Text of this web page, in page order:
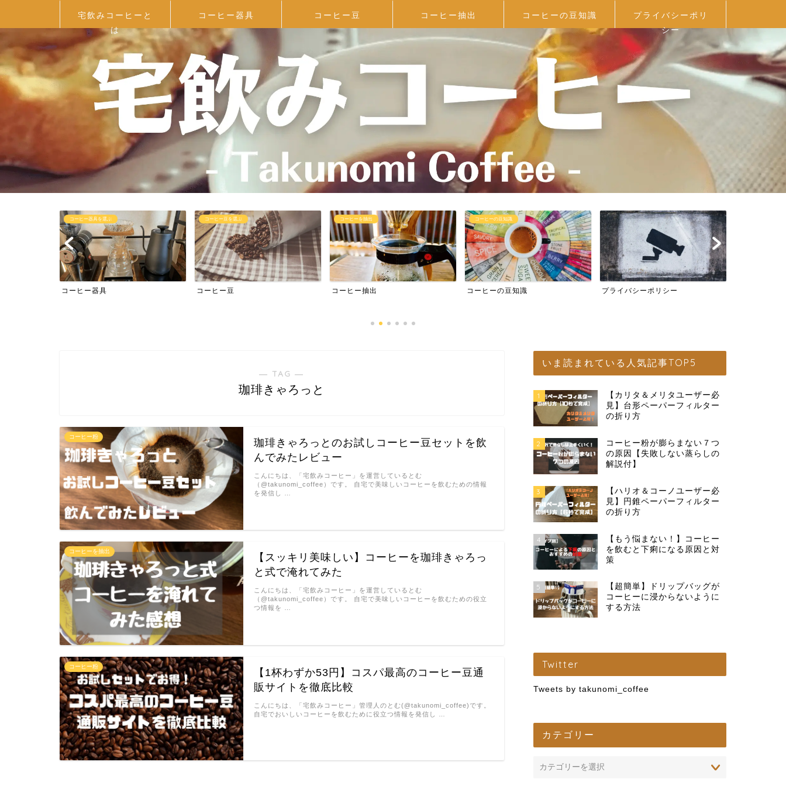
宅飲みコーヒーと
は
コーヒー器具 コーヒー豆 コーヒー抽出 コーヒーの豆知識
プライバシーポリ
シー
コーヒー豆を選ぶ
コーヒー豆
コーヒーを抽出
コーヒー抽出
コーヒーの豆知識
コーヒーの豆知識 プライバシーポリシー
プロフィール
宅飲みコーヒーとは
― TAG ―
珈琲きゃろっと
コーヒー粉
珈琲きゃろっとのお試しコーヒー豆セットを飲
んでみたレビュー
こんにちは、「宅飲みコーヒー」を運営しているとむ
（@takunomi_coffee）です。 自宅で美味しいコーヒーを飲むための情報
を発信し …
コーヒーを抽出
【スッキリ美味しい】コーヒーを珈琲きゃろっ
と式で淹れてみた
こんにちは、「宅飲みコーヒー」を運営しているとむ
（@takunomi_coffee）です。 自宅で美味しいコーヒーを飲むための役立
つ情報を …
コーヒー粉
【1杯わずか53円】コスパ最高のコーヒー豆通
販サイトを徹底比較
こんにちは、「宅飲みコーヒー」管理人のとむ(@takunomi_coffee)です。
自宅でおいしいコーヒーを飲むために役立つ情報を発信し …
いま読まれている人気記事TOP5
1
【カリタ＆メリタユーザー必
見】台形ペーパーフィルター
の折り方
2
コーヒー粉が膨らまない７つ
の原因【失敗しない蒸らしの
解説付】
3
【ハリオ＆コーノユーザー必
見】円錐ペーパーフィルター
の折り方
4
【もう悩まない！】コーヒー
を飲むと下痢になる原因と対
策
5
【超簡単】ドリップバッグが
コーヒーに浸からないように
する方法
Twitter
Tweets by takunomi_coffee
カテゴリー